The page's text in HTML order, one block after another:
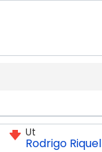
Ut
Rodrigo